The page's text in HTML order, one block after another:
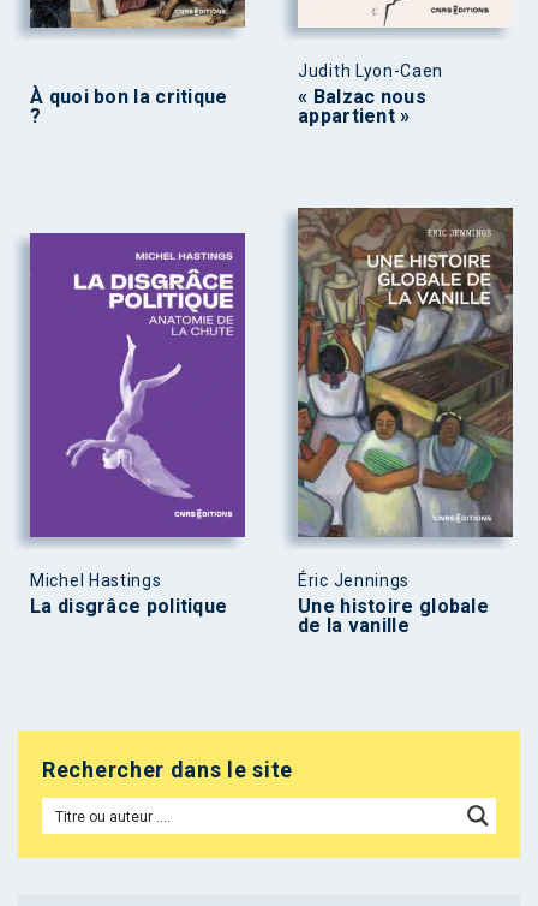
À quoi bon la critique
?
Judith Lyon-Caen
« Balzac nous
appartient »
Michel Hastings
La disgrâce politique
Éric Jennings
Une histoire globale
de la vanille
Rechercher dans le site